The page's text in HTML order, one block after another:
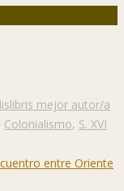
mejor autor/a
Colonialismo, S. XVI